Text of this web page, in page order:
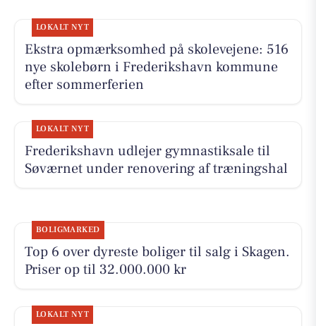
LOKALT NYT
Ekstra opmærksomhed på skolevejene: 516
nye skolebørn i Frederikshavn kommune
efter sommerferien
LOKALT NYT
Frederikshavn udlejer gymnastiksale til
Søværnet under renovering af træningshal
BOLIGMARKED
Top 6 over dyreste boliger til salg i Skagen.
Priser op til 32.000.000 kr
LOKALT NYT